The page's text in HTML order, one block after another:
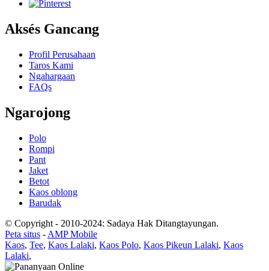
Aksés Gancang
Profil Perusahaan
Taros Kami
Ngahargaan
FAQs
Ngarojong
Polo
Rompi
Pant
Jaket
Betot
Kaos oblong
Barudak
© Copyright - 2010-2024: Sadaya Hak Ditangtayungan.
Peta situs - AMP Mobile
Kaos, Tee, Kaos Lalaki, Kaos Polo, Kaos Pikeun Lalaki, Kaos
Lalaki,